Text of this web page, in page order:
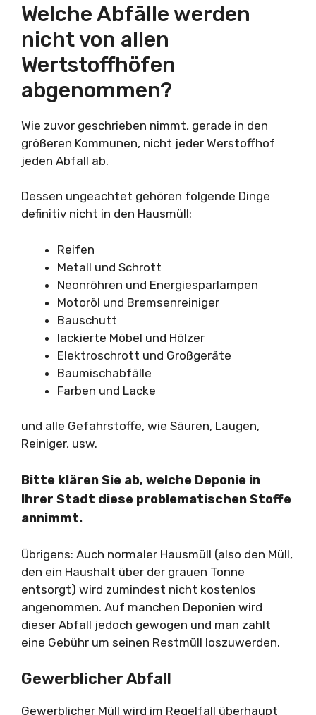
Welche Abfälle werden
nicht von allen
Wertstoffhöfen
abgenommen?
Wie zuvor geschrieben nimmt, gerade in den
größeren Kommunen, nicht jeder Werstoffhof
jeden Abfall ab.
Dessen ungeachtet gehören folgende Dinge
definitiv nicht in den Hausmüll:
Reifen
Metall und Schrott
Neonröhren und Energiesparlampen
Motoröl und Bremsenreiniger
Bauschutt
lackierte Möbel und Hölzer
Elektroschrott und Großgeräte
Baumischabfälle
Farben und Lacke
und alle Gefahrstoffe, wie Säuren, Laugen,
Reiniger, usw.
Bitte klären Sie ab, welche Deponie in
Ihrer Stadt diese problematischen Stoffe
annimmt.
Übrigens: Auch normaler Hausmüll (also den Müll,
den ein Haushalt über der grauen Tonne
entsorgt) wird zumindest nicht kostenlos
angenommen. Auf manchen Deponien wird
dieser Abfall jedoch gewogen und man zahlt
eine Gebühr um seinen Restmüll loszuwerden.
Gewerblicher Abfall
Gewerblicher Müll wird im Regelfall überhaupt